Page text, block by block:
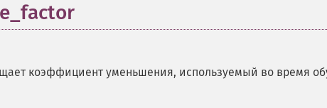
коэффициент уменьшения, используемый во время